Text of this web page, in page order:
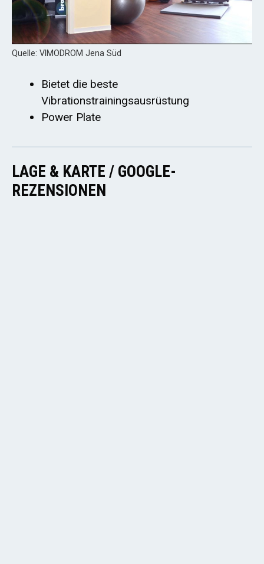
Quelle: VIMODROM Jena Süd
Bietet die beste
Vibrationstrainingsausrüstung
Power Plate
LAGE & KARTE / GOOGLE-
REZENSIONEN